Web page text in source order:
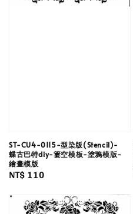
ST-CU4-0115-型染版(Stencil)-
蝶古巴特diy-簍空模板-塗鴉模版-
繪畫模版
Regular
NT$ 110